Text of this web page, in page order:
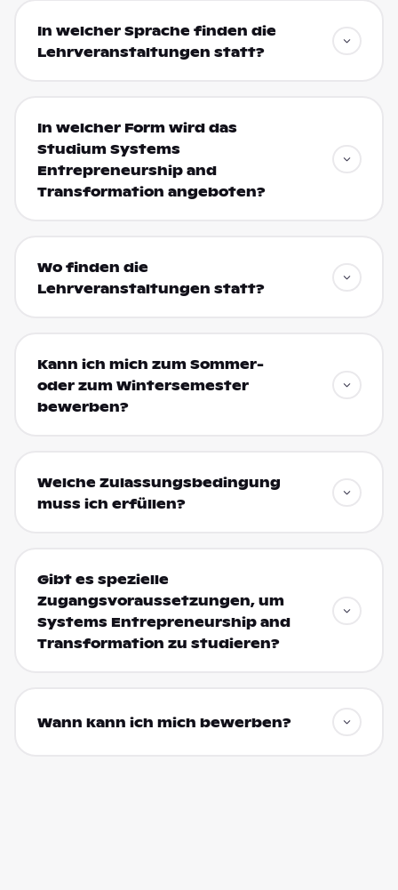
In welcher Sprache finden die
Lehrveranstaltungen statt?
In welcher Form wird das
Studium Systems
Entrepreneurship and
Transformation angeboten?
Wo finden die
Lehrveranstaltungen statt?
Kann ich mich zum Sommer-
oder zum Wintersemester
bewerben?
Welche Zulassungsbedingung
muss ich erfüllen?
Gibt es spezielle
Zugangsvoraussetzungen, um
Systems Entrepreneurship and
Transformation zu studieren?
Wann kann ich mich bewerben?